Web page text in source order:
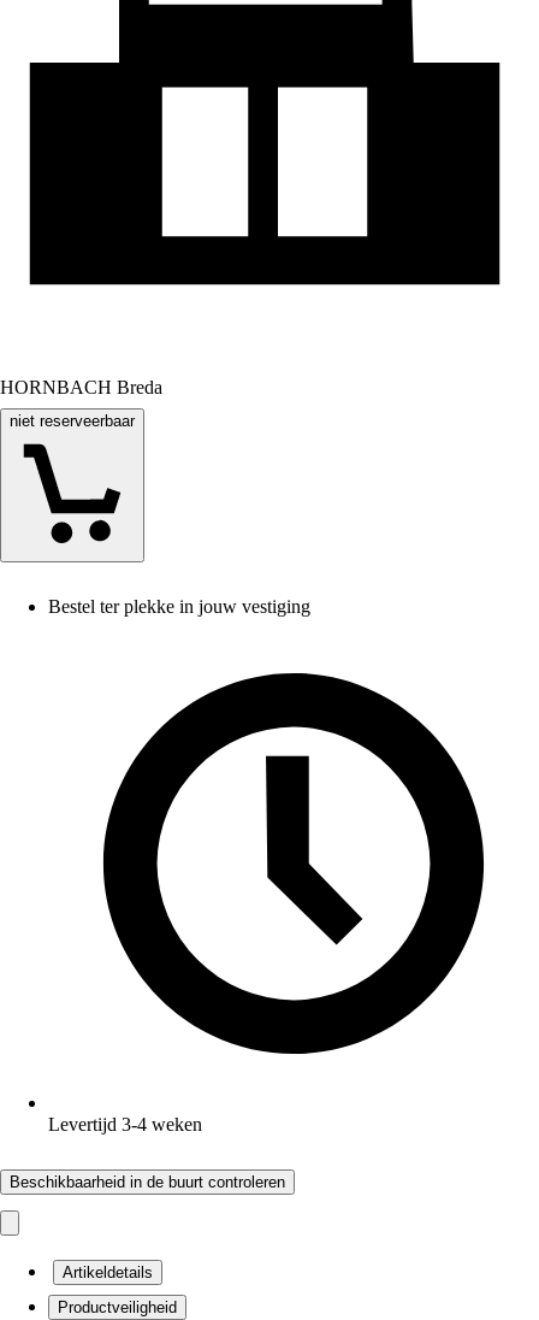
HORNBACH Breda
niet reserveerbaar
Bestel ter plekke in jouw vestiging
Levertijd 3-4 weken
Beschikbaarheid in de buurt controleren
Artikeldetails
Productveiligheid